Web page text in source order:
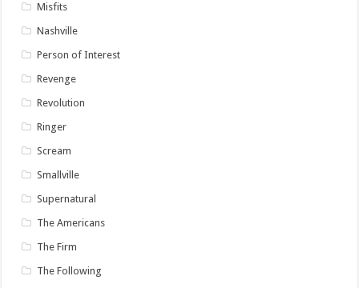
Misfits
Nashville
Person of Interest
Revenge
Revolution
Ringer
Scream
Smallville
Supernatural
The Americans
The Firm
The Following